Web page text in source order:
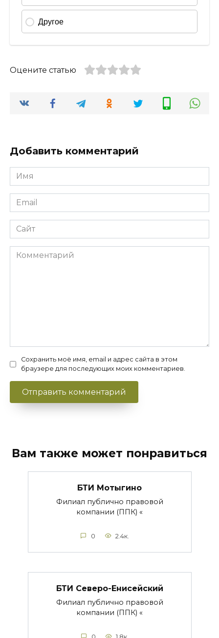
Оцените статью
Добавить комментарий
Имя
*
Email
*
Сайт
Комментарий
Сохранить моё имя, email и адрес сайта в этом
браузере для последующих моих комментариев.
Вам также может понравиться
БТИ Мотыгино
Филиал публично правовой
компании (ППК) «
0 2.4к.
БТИ Северо-Енисейский
Филиал публично правовой
компании (ППК) «